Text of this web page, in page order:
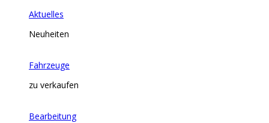
Aktuelles
Neuheiten
Fahrzeuge
zu verkaufen
Bearbeitung